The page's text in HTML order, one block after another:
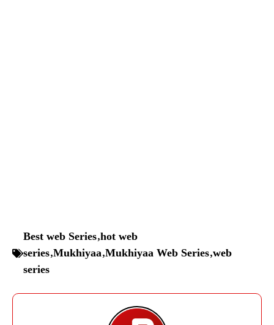
Best web Series,hot web
series,Mukhiyaa,Mukhiyaa Web Series,web
series